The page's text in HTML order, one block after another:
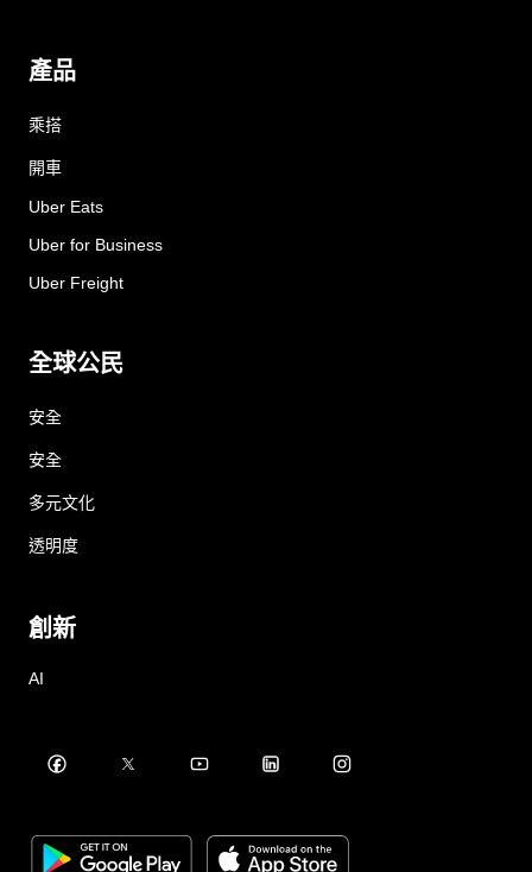
產品
乘搭
開車
Uber Eats
Uber for Business
Uber Freight
全球公民
安全
安全
多元文化
透明度
創新
AI